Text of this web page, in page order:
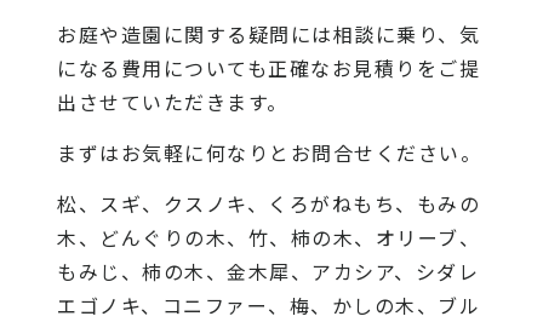
お庭や造園に関する疑問には相談に乗り、気
になる費用についても正確なお見積りをご提
出させていただきます。
まずはお気軽に何なりとお問合せください。
松、スギ、クスノキ、くろがねもち、もみの
木、どんぐりの木、竹、柿の木、オリーブ、
もみじ、柿の木、金木犀、アカシア、シダレ
エゴノキ、コニファー、梅、かしの木、ブル